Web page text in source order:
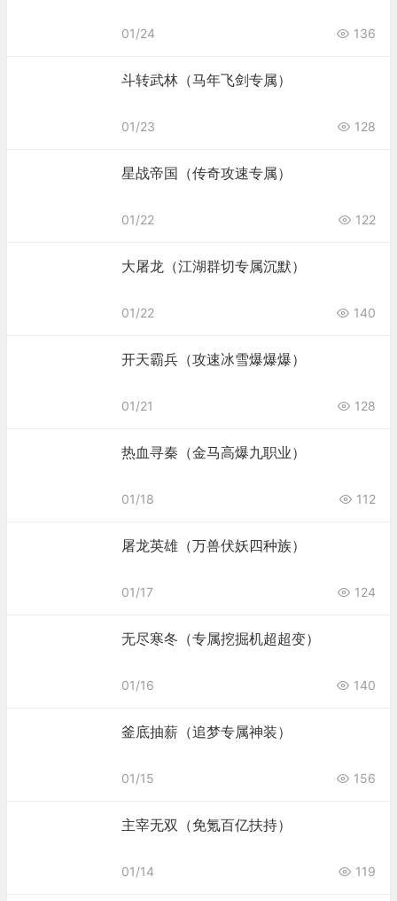
01/24 136
斗转武林（马年飞剑专属）
01/23 128
星战帝国（传奇攻速专属）
01/22 122
大屠龙（江湖群切专属沉默）
01/22 140
开天霸兵（攻速冰雪爆爆爆）
01/21 128
热血寻秦（金马高爆九职业）
01/18 112
屠龙英雄（万兽伏妖四种族）
01/17 124
无尽寒冬（专属挖掘机超超变）
01/16 140
釜底抽薪（追梦专属神装）
01/15 156
主宰无双（免氪百亿扶持）
01/14 119